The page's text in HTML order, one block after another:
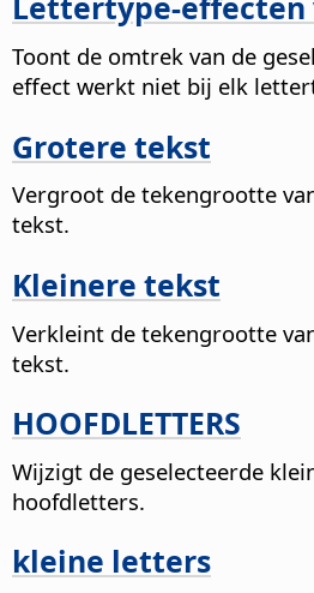
Toont de omtrek van de
effect werkt niet bij elk
Grotere tekst
Vergroot de tekengrootte
tekst.
Kleinere tekst
Verkleint de tekengrootte
tekst.
HOOFDLETTERS
Wijzigt de geselecteerde
hoofdletters.
kleine letters